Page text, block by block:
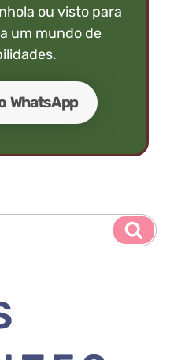
ou visto para
um mundo de
WhatsApp